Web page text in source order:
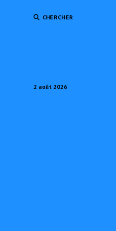
CHERCHER
2 août 2026